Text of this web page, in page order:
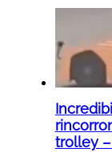
trolley –